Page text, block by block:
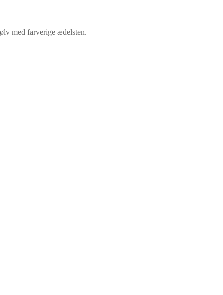
med farverige ædelsten.